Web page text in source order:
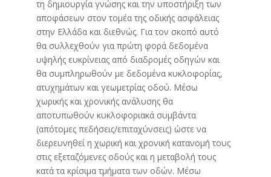
τη δημιουργία γνώσης και την υποστήριξη των
αποφάσεων στον τομέα της οδικής ασφάλειας
στην Ελλάδα και διεθνώς. Για τον σκοπό αυτό
θα συλλεχθούν για πρώτη φορά δεδομένα
υψηλής ευκρίνειας από διαδρομές οδηγών και
θα συμπληρωθούν με δεδομένα κυκλοφορίας,
ατυχημάτων και γεωμετρίας οδού. Μέσω
χωρικής και χρονικής ανάλυσης θα
αποτυπωθούν κυκλοφοριακά συμβάντα
(απότομες πεδήσεις/επιταχύνσεις) ώστε να
διερευνηθεί η χωρική και χρονική κατανομή τους
στις εξεταζόμενες οδούς και η μεταβολή τους
κατά τα κρίσιμα τμήματα των οδών. Μέσω